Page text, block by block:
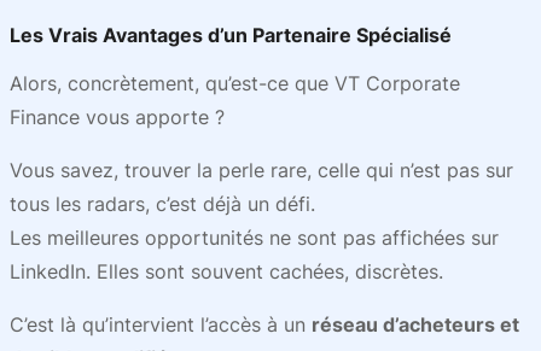
Les Vrais Avantages d’un Partenaire Spécialisé
Alors, concrètement, qu’est-ce que VT Corporate
Finance vous apporte ?
Vous savez, trouver la perle rare, celle qui n’est pas sur
tous les radars, c’est déjà un défi.
Les meilleures opportunités ne sont pas affichées sur
LinkedIn. Elles sont souvent cachées, discrètes.
C’est là qu’intervient l’accès à un réseau d’acheteurs et